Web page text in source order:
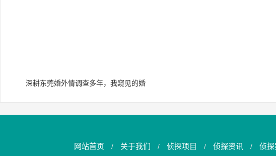
深耕东莞婚外情调查多年，我窥见的婚
网站首页 / 关于我们 / 侦探项目 / 侦探资讯 / 侦探